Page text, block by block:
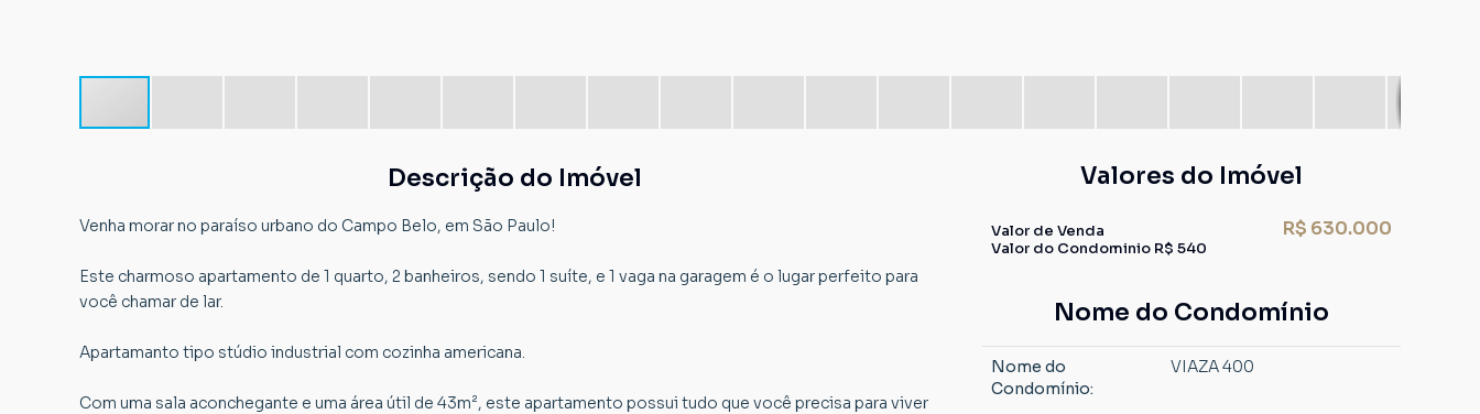
Descrição do Imóvel
Venha morar no paraíso urbano do Campo Belo, em São Paulo!
Este charmoso apartamento de 1 quarto, 2 banheiros, sendo 1 suíte, e 1 vaga na garagem é o lugar perfeito para
você chamar de lar.
Apartamanto tipo stúdio industrial com cozinha americana.
Com uma sala aconchegante e uma área útil de 43m², este apartamento possui tudo que você precisa para viver
Valores do Imóvel
R$ 630.000
Valor de Venda
Valor do Condominio R$ 540
Nome do Condomínio
Nome do
Condomínio:
VIAZA 400